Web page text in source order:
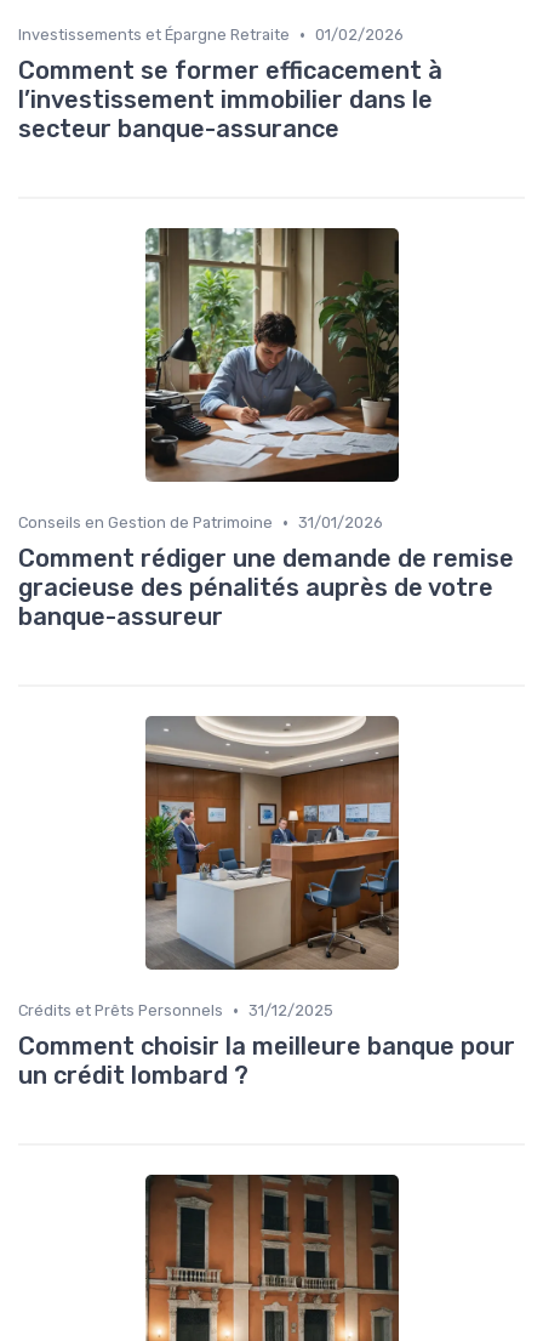
Investissements et Épargne Retraite • 01/02/2026
Comment se former efficacement à
l’investissement immobilier dans le
secteur banque-assurance
Conseils en Gestion de Patrimoine • 31/01/2026
Comment rédiger une demande de remise
gracieuse des pénalités auprès de votre
banque-assureur
Crédits et Prêts Personnels • 31/12/2025
Comment choisir la meilleure banque pour
un crédit lombard ?